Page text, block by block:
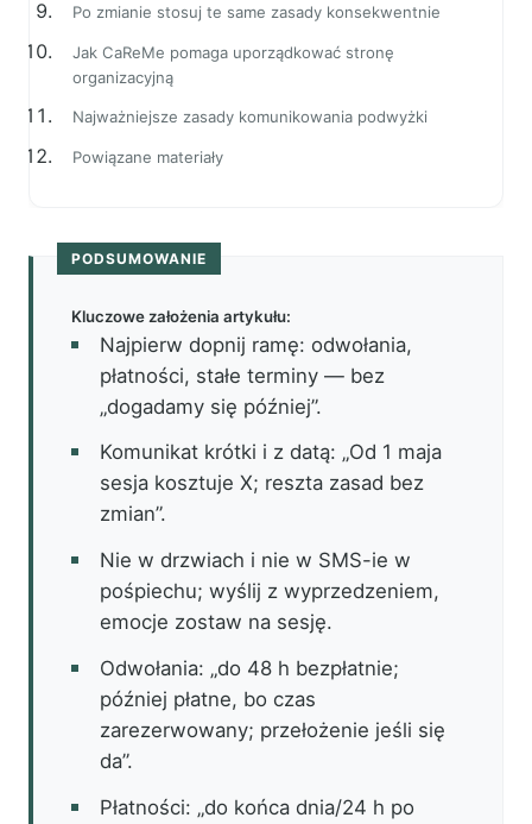
Po zmianie stosuj te same zasady konsekwentnie
Jak CaReMe pomaga uporządkować stronę
organizacyjną
Najważniejsze zasady komunikowania podwyżki
Powiązane materiały
PODSUMOWANIE
Kluczowe założenia artykułu:
Najpierw dopnij ramę: odwołania,
płatności, stałe terminy — bez
„dogadamy się później”.
Komunikat krótki i z datą: „Od 1 maja
sesja kosztuje X; reszta zasad bez
zmian”.
Nie w drzwiach i nie w SMS-ie w
pośpiechu; wyślij z wyprzedzeniem,
emocje zostaw na sesję.
Odwołania: „do 48 h bezpłatnie;
później płatne, bo czas
zarezerwowany; przełożenie jeśli się
da”.
Płatności: „do końca dnia/24 h po